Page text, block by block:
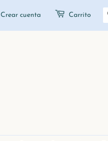
Crear cuenta Carrito